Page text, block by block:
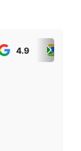
4.9